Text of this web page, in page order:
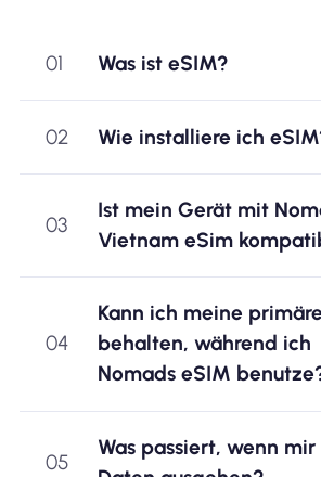
01 Was ist eSIM?
02 Wie installiere ich
03
Ist mein Gerät mit
Vietnam eSim
04
Kann ich meine
behalten, während ich
Nomads eSIM
05
Was passiert, wenn